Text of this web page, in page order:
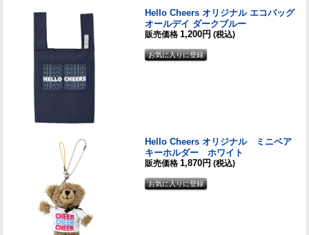
Hello Cheers オリジナル エコバッグ
オールデイ ダークブルー
販売価格 1,200円 (税込)
Hello Cheers オリジナル ミニベア
キーホルダー ホワイト
販売価格 1,870円 (税込)